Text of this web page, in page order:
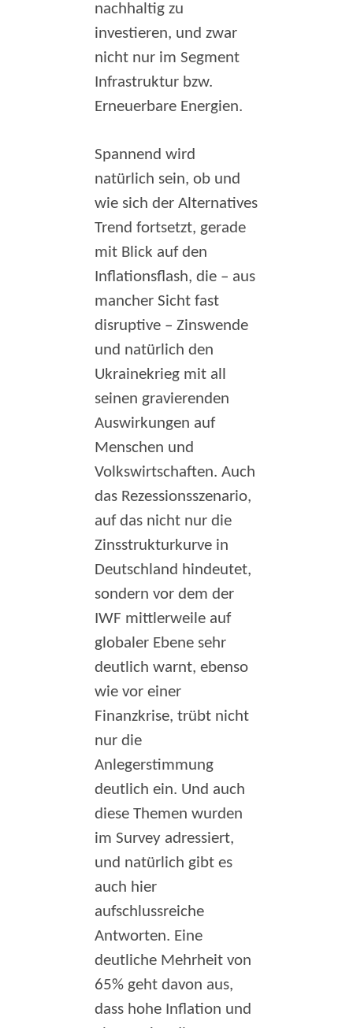
nachhaltig zu
investieren, und zwar
nicht nur im Segment
Infrastruktur bzw.
Erneuerbare Energien.
Spannend wird
natürlich sein, ob und
wie sich der Alternatives
Trend fortsetzt, gerade
mit Blick auf den
Inflationsflash, die – aus
mancher Sicht fast
disruptive – Zinswende
und natürlich den
Ukrainekrieg mit all
seinen gravierenden
Auswirkungen auf
Menschen und
Volkswirtschaften. Auch
das Rezessionsszenario,
auf das nicht nur die
Zinsstrukturkurve in
Deutschland hindeutet,
sondern vor dem der
IWF mittlerweile auf
globaler Ebene sehr
deutlich warnt, ebenso
wie vor einer
Finanzkrise, trübt nicht
nur die
Anlegerstimmung
deutlich ein. Und auch
diese Themen wurden
im Survey adressiert,
und natürlich gibt es
auch hier
aufschlussreiche
Antworten. Eine
deutliche Mehrheit von
65% geht davon aus,
dass hohe Inflation und